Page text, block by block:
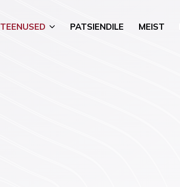
TEENUSED PATSIENDILE MEIST